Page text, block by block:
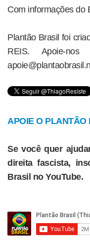
Com informações do
Plantão Brasil foi
REIS. Apoie-
APOIE O
Se você quer
direita fascista,
Brasil no YouTube.